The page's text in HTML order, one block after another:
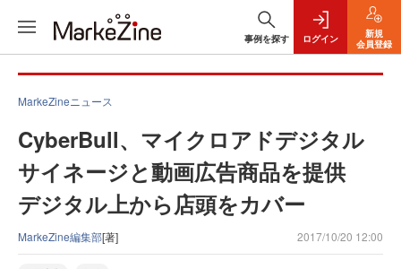
事例を探す ログイン
新規
会員登録
MarkeZineニュース
CyberBull、マイクロアドデジタル
サイネージと動画広告商品を提供
デジタル上から店頭をカバー
MarkeZine編集部[著] 2017/10/20 12:00